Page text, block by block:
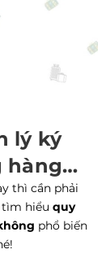
lý ký
hàng
thì cần phải
tìm hiểu quy
phổ biến